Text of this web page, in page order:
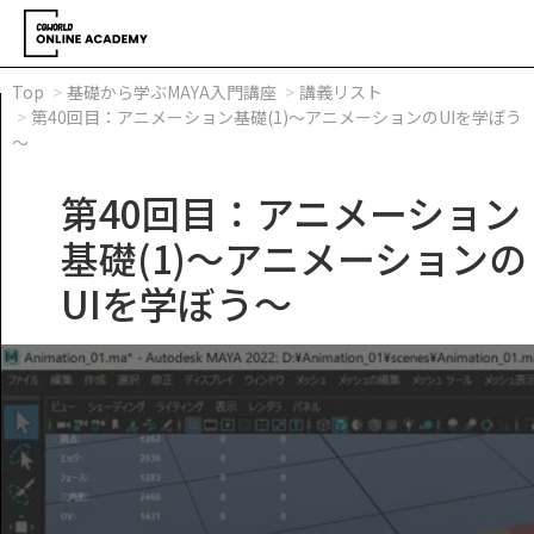
Top 基礎から学ぶMAYA入門講座
講義リスト
第40回目：アニメーション基礎(1)～アニメーションのUIを学ぼう
～
第40回目：アニメーション
基礎(1)～アニメーションの
UIを学ぼう～